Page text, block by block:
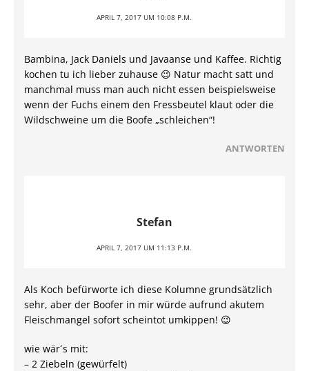
APRIL 7, 2017 UM 10:08 P.M.
Bambina, Jack Daniels und Javaanse und Kaffee. Richtig
kochen tu ich lieber zuhause 😉 Natur macht satt und
manchmal muss man auch nicht essen beispielsweise
wenn der Fuchs einem den Fressbeutel klaut oder die
Wildschweine um die Boofe „schleichen“!
ANTWORTEN
Stefan
APRIL 7, 2017 UM 11:13 P.M.
Als Koch befürworte ich diese Kolumne grundsätzlich
sehr, aber der Boofer in mir würde aufrund akutem
Fleischmangel sofort scheintot umkippen! 😉
wie wär´s mit:
– 2 Ziebeln (gewürfelt)